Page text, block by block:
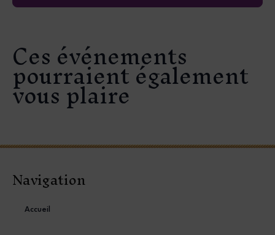
Ces événements
pourraient également
vous plaire
Navigation
Accueil